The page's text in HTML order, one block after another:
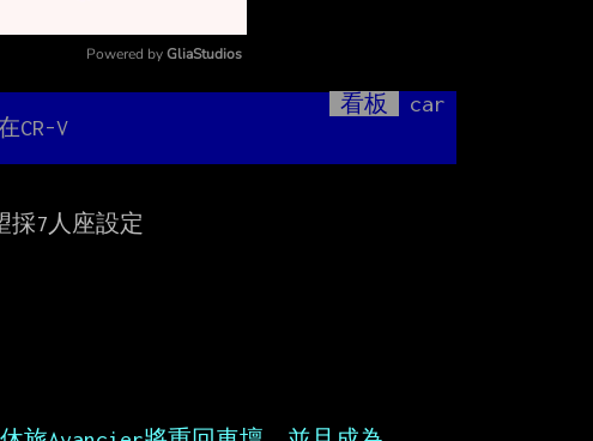
Powered by GliaStudios
看板
car
CR-V
採7人座設定